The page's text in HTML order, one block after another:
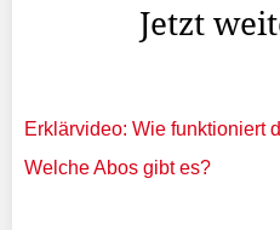
Jetzt
Erklärvideo: Wie funktioniert
Welche Abos gibt es?